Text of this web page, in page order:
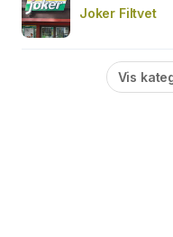
Joker Filtvet
Vis